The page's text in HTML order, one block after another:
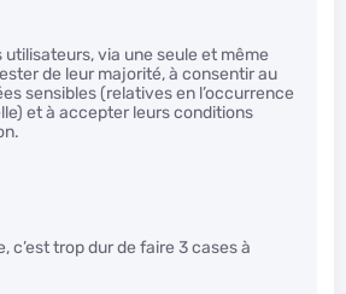
via une seule et même
de leur majorité, à consentir au
sensibles (relatives en l’occurrence
et à accepter leurs conditions
c’est trop dur de faire 3 cases à